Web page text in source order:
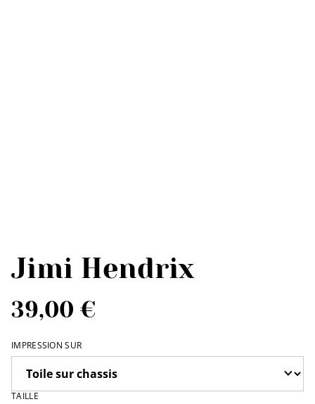
Jimi Hendrix
39,00 €
IMPRESSION SUR
TAILLE